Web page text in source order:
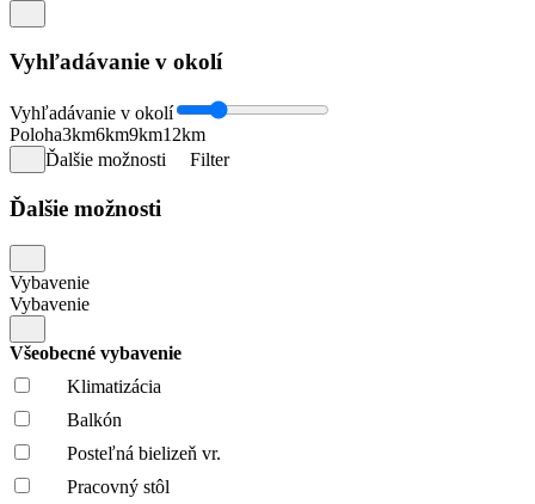
Vyhľadávanie v okolí
Vyhľadávanie v okolí
Poloha3km6km9km12km
Ďalšie možnosti
Filter
Ďalšie možnosti
Vybavenie
Vybavenie
Všeobecné vybavenie
Klimatizácia
Balkón
Posteľná bielizeň vr.
Pracovný stôl